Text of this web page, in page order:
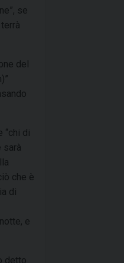
se
del
“chi di
sarà
che è
di
e
detto